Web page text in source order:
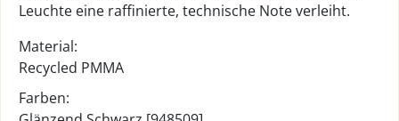
Leuchte eine raffinierte, technische Note verleiht.
Material:
Recycled PMMA
Farben: